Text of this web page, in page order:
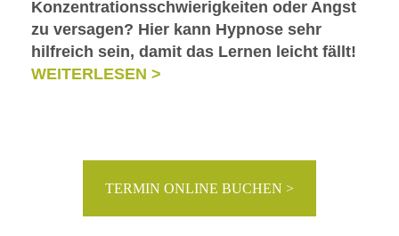
Konzentrationsschwierigkeiten oder Angst
zu versagen? Hier kann Hypnose sehr
hilfreich sein, damit das Lernen leicht fällt!
WEITERLESEN >
TERMIN ONLINE BUCHEN >